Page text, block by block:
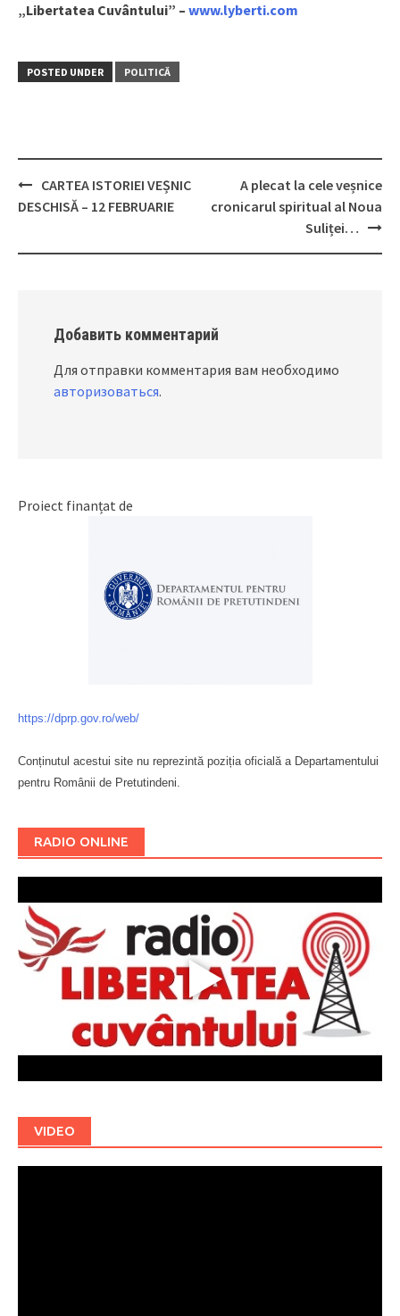
„Libertatea Cuvântului” – www.lyberti.com
POSTED UNDER POLITICĂ
Post
CARTEA ISTORIEI VEȘNIC
DESCHISĂ – 12 FEBRUARIE
A plecat la cele veșnice
cronicarul spiritual al Noua
Suliței…
Добавить комментарий
Для отправки комментария вам необходимо
авторизоваться.
Proiect finanțat de
https://dprp.gov.ro/web/
Conținutul acestui site nu reprezintă poziția oficială a Departamentului
pentru Românii de Pretutindeni.
RADIO ONLINE
VIDEO